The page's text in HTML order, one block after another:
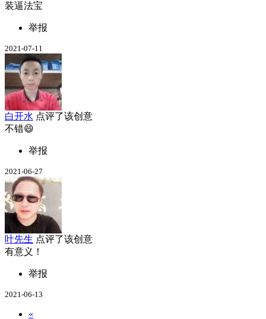
装逼法宝
举报
2021-07-11
白开水 点评了该创意
不错😄
举报
2021-06-27
叶先生 点评了该创意
有意义！
举报
2021-06-13
«